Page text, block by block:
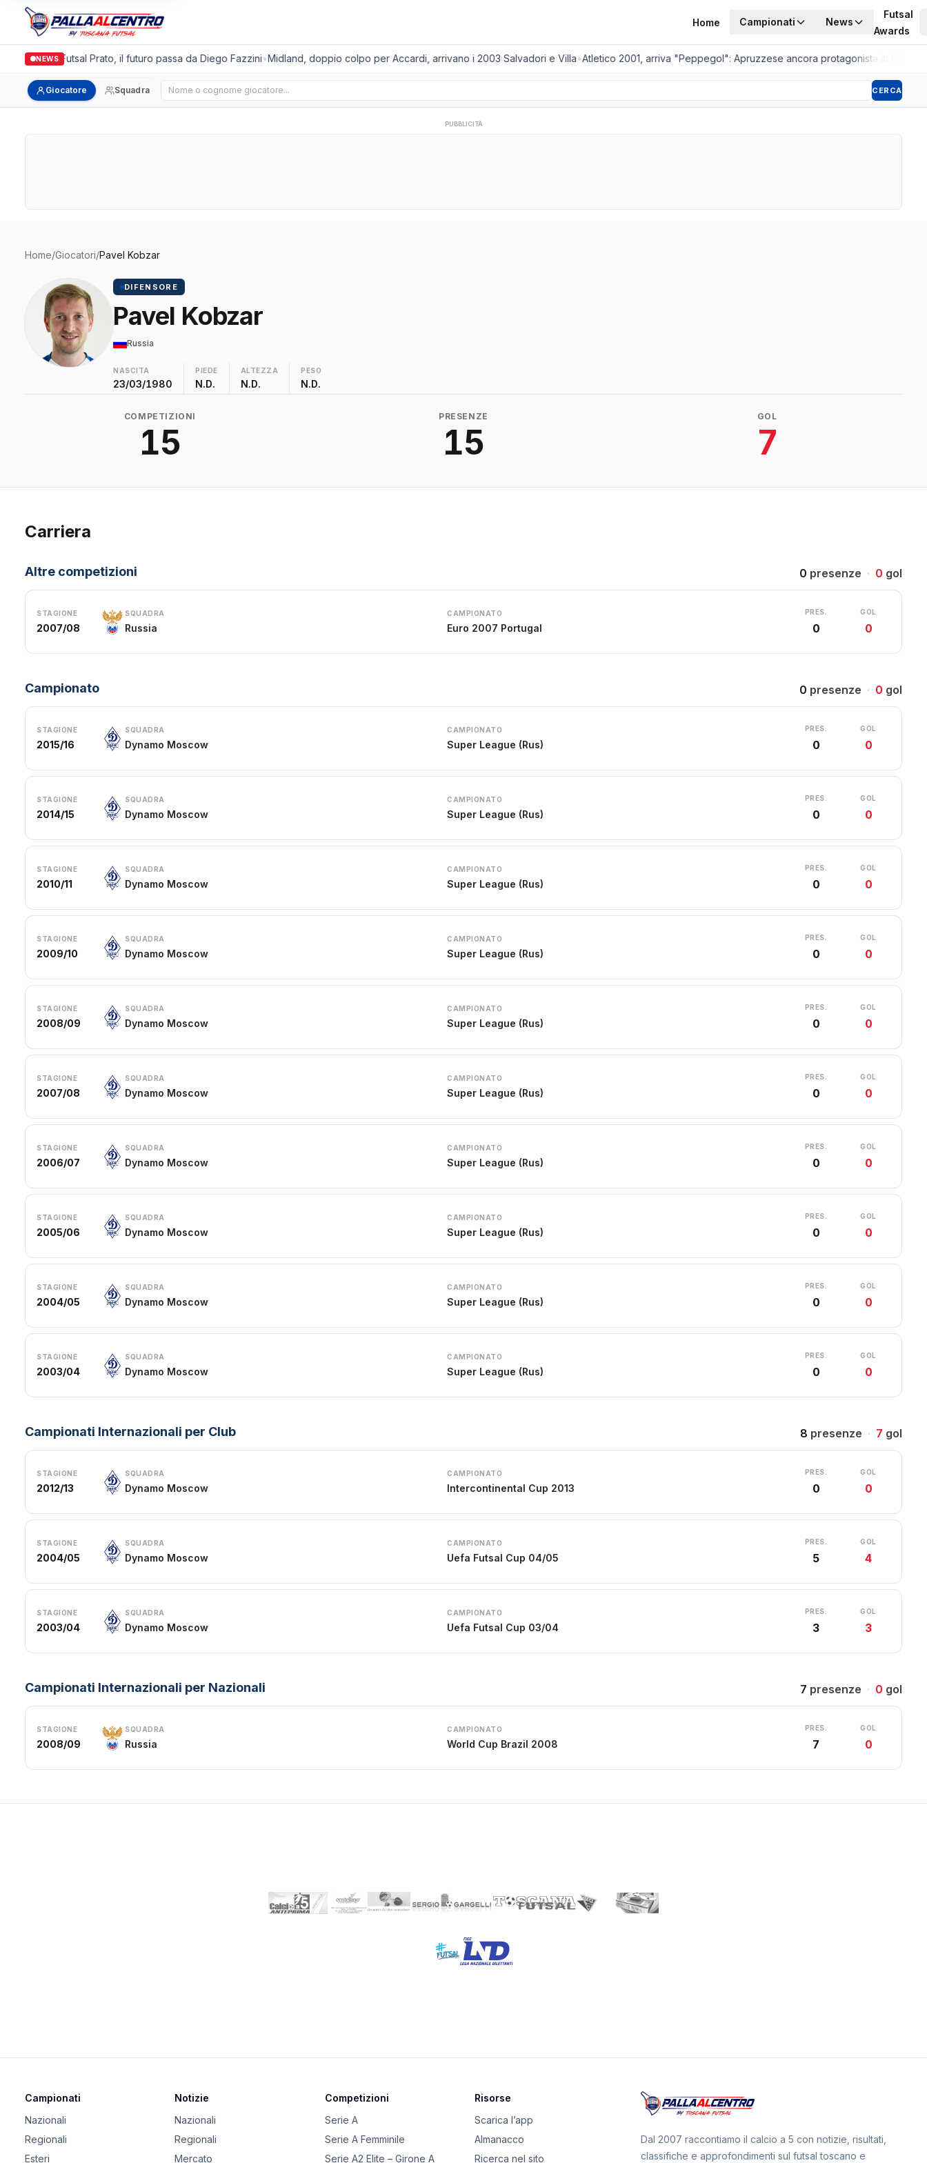
Home Campionati News
Futsal
Awards
NEWS
Italgronda Futsal Prato, il futuro passa da Diego Fazzini•Midland, doppio colpo per Accardi, arrivano i 2003 Salvadori e Villa•Atletico 2001, arriva "Peppegol": Apruzzese ancora protagonista in C2
Giocatore Squadra Cerca giocatore CERCA
PUBBLICITÀ
Home/Giocatori/Pavel Kobzar
DIFENSORE
Pavel Kobzar
Russia
NASCITA
23/03/1980
PIEDE
N.D.
ALTEZZA
N.D.
PESO
N.D.
COMPETIZIONI
15
PRESENZE
15
GOL
7
Carriera
Altre competizioni 0 presenze · 0 gol
STAGIONE
2007/08
SQUADRA
Russia
CAMPIONATO
Euro 2007 Portugal
PRES.
0
GOL
0
Campionato 0 presenze · 0 gol
STAGIONE
2015/16
SQUADRA
Dynamo Moscow
CAMPIONATO
Super League (Rus)
PRES.
0
GOL
0
STAGIONE
2014/15
SQUADRA
Dynamo Moscow
CAMPIONATO
Super League (Rus)
PRES.
0
GOL
0
STAGIONE
2010/11
SQUADRA
Dynamo Moscow
CAMPIONATO
Super League (Rus)
PRES.
0
GOL
0
STAGIONE
2009/10
SQUADRA
Dynamo Moscow
CAMPIONATO
Super League (Rus)
PRES.
0
GOL
0
STAGIONE
2008/09
SQUADRA
Dynamo Moscow
CAMPIONATO
Super League (Rus)
PRES.
0
GOL
0
STAGIONE
2007/08
SQUADRA
Dynamo Moscow
CAMPIONATO
Super League (Rus)
PRES.
0
GOL
0
STAGIONE
2006/07
SQUADRA
Dynamo Moscow
CAMPIONATO
Super League (Rus)
PRES.
0
GOL
0
STAGIONE
2005/06
SQUADRA
Dynamo Moscow
CAMPIONATO
Super League (Rus)
PRES.
0
GOL
0
STAGIONE
2004/05
SQUADRA
Dynamo Moscow
CAMPIONATO
Super League (Rus)
PRES.
0
GOL
0
STAGIONE
2003/04
SQUADRA
Dynamo Moscow
CAMPIONATO
Super League (Rus)
PRES.
0
GOL
0
Campionati Internazionali per Club 8 presenze · 7 gol
STAGIONE
2012/13
SQUADRA
Dynamo Moscow
CAMPIONATO
Intercontinental Cup 2013
PRES.
0
GOL
0
STAGIONE
2004/05
SQUADRA
Dynamo Moscow
CAMPIONATO
Uefa Futsal Cup 04/05
PRES.
5
GOL
4
STAGIONE
2003/04
SQUADRA
Dynamo Moscow
CAMPIONATO
Uefa Futsal Cup 03/04
PRES.
3
GOL
3
Campionati Internazionali per Nazionali 7 presenze · 0 gol
STAGIONE
2008/09
SQUADRA
Russia
CAMPIONATO
World Cup Brazil 2008
PRES.
7
GOL
0
Campionati
Nazionali
Regionali
Esteri
Notizie
Nazionali
Regionali
Mercato
Competizioni
Serie A
Serie A Femminile
Serie A2 Elite – Girone A
Risorse
Scarica l’app
Almanacco
Ricerca nel sito
Dal 2007 raccontiamo il calcio a 5 con notizie, risultati,
classifiche e approfondimenti sul futsal toscano e